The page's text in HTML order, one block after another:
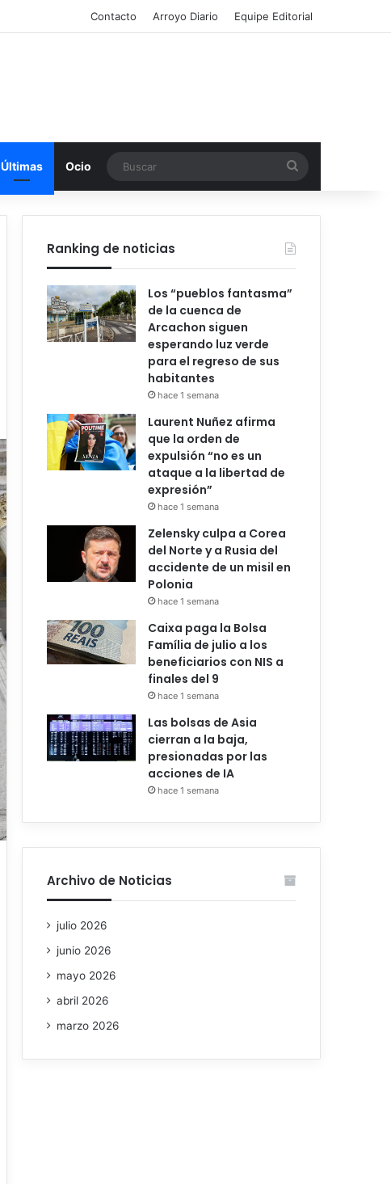
Contacto Arroyo Diario Equipe Editorial
Últimas Ocio
Ranking de noticias
Los “pueblos fantasma”
de la cuenca de
Arcachon siguen
esperando luz verde
para el regreso de sus
habitantes
hace 1 semana
Laurent Nuñez afirma
que la orden de
expulsión “no es un
ataque a la libertad de
expresión”
hace 1 semana
Zelensky culpa a Corea
del Norte y a Rusia del
accidente de un misil en
Polonia
hace 1 semana
Caixa paga la Bolsa
Família de julio a los
beneficiarios con NIS a
finales del 9
hace 1 semana
Las bolsas de Asia
cierran a la baja,
presionadas por las
acciones de IA
hace 1 semana
Archivo de Noticias
julio 2026
junio 2026
mayo 2026
abril 2026
marzo 2026